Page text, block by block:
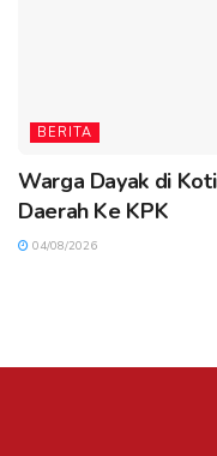
BERITA
Warga Dayak di
Daerah Ke KPK
04/08/2026